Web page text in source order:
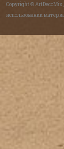
Copyright ©
использовании